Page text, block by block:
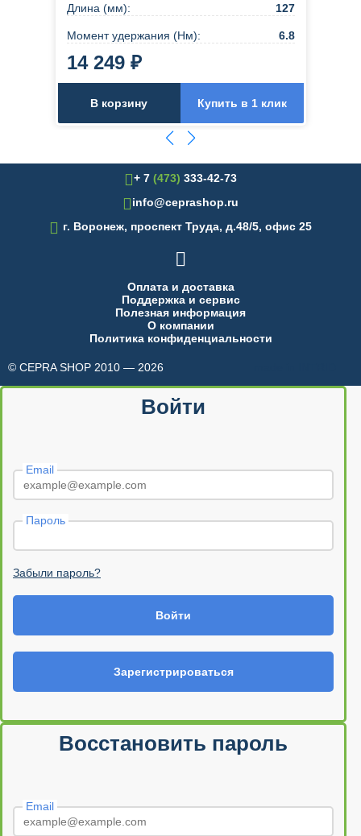
Длина (мм): 127
Момент удержания (Нм): 6.8
14 249 ₽
В корзину Купить в 1 клик
+ 7 (473) 333-42-73
info@ceprashop.ru
 г. Воронеж, проспект Труда, д.48/5, офис 25

Оплата и доставка
Поддержка и сервис
Полезная информация
О компании
Политика конфиденциальности
© CEPRA SHOP 2010 — 2026
Войти
Email
Пароль
Забыли пароль?
Войти
Зарегистрироваться
Восстановить пароль
Email